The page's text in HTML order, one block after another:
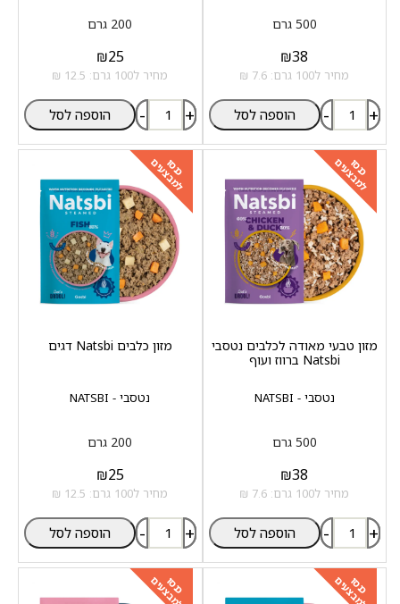
500 גרם
₪38
מחיר ל100 גרם: 7.6 ₪
- + הוספה לסל
200 גרם
₪25
מחיר ל100 גרם: 12.5 ₪
- + הוספה לסל
כנסו
למבצעים
נטסבי - NATSBI
מזון טבעי מאודה לכלבים נטסבי
Natsbi ברווז ועוף
500 גרם
₪38
מחיר ל100 גרם: 7.6 ₪
- + הוספה לסל
כנסו
למבצעים
נטסבי - NATSBI
מזון כלבים Natsbi דגים
200 גרם
₪25
מחיר ל100 גרם: 12.5 ₪
- + הוספה לסל
כנסו
למבצעים כנסו
למבצעים